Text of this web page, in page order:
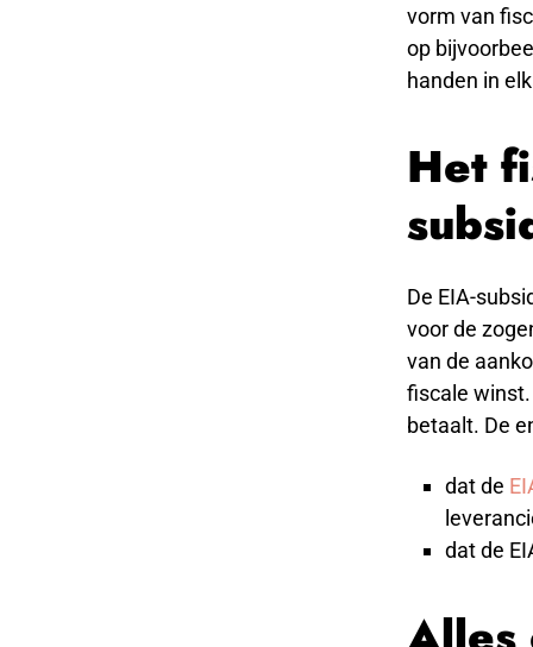
vorm van
op
handen in
Het
De EIA-
voor de
van de
fiscale
betaalt. De
dat de
dat de